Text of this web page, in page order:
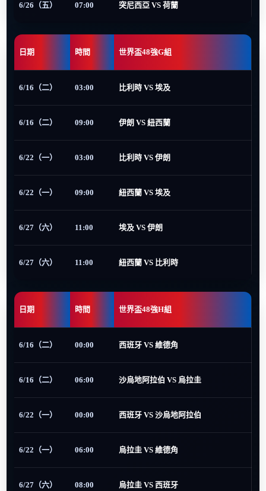
6/26（五） 07:00 突尼西亞 VS 荷蘭
日期 時間 世界盃48強G組
6/16（二） 03:00 比利時 VS 埃及
6/16（二） 09:00 伊朗 VS 紐西蘭
6/22（一） 03:00 比利時 VS 伊朗
6/22（一） 09:00 紐西蘭 VS 埃及
6/27（六） 11:00 埃及 VS 伊朗
6/27（六） 11:00 紐西蘭 VS 比利時
日期 時間 世界盃48強H組
6/16（二） 00:00 西班牙 VS 維德角
6/16（二） 06:00 沙烏地阿拉伯 VS 烏拉圭
6/22（一） 00:00 西班牙 VS 沙烏地阿拉伯
6/22（一） 06:00 烏拉圭 VS 維德角
6/27（六） 08:00 烏拉圭 VS 西班牙